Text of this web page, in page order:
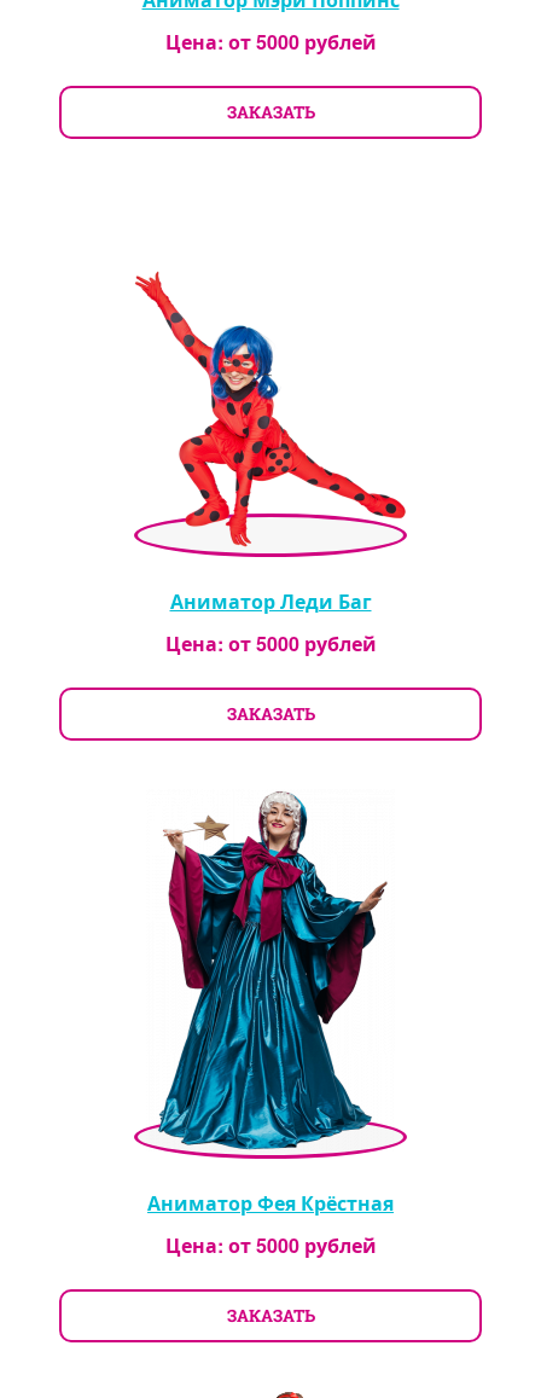
Цена: от5000рублей
ЗАКАЗАТЬ
Аниматор Леди Баг
Цена: от5000рублей
ЗАКАЗАТЬ
Аниматор Фея Крёстная
Цена: от5000рублей
ЗАКАЗАТЬ